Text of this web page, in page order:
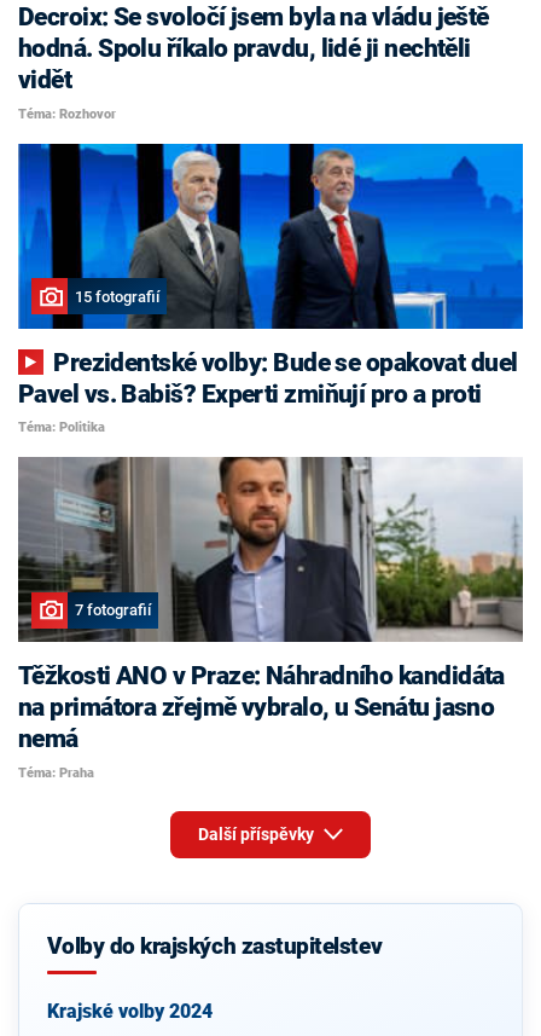
Decroix: Se svoločí jsem byla na vládu ještě
hodná. Spolu říkalo pravdu, lidé ji nechtěli
vidět
Téma: Rozhovor
15 fotografií
Pavel vs. Babiš? Experti zmiňují pro a proti
Téma: Politika
7 fotografií
Těžkosti ANO v Praze: Náhradního kandidáta
na primátora zřejmě vybralo, u Senátu jasno
nemá
Téma: Praha
Další příspěvky
Volby do krajských zastupitelstev
Krajské volby 2024